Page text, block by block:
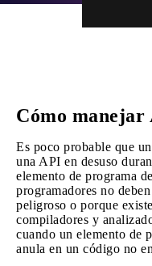
Cómo manejar
Es poco probable que
una API en desuso
elemento de programa
programadores no
peligroso o porque
compiladores y
cuando un elemento de
anula en un código no